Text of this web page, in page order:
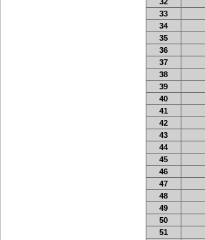
33
34
35
36
37
38
39
40
41
42
43
44
45
46
47
48
49
50
51